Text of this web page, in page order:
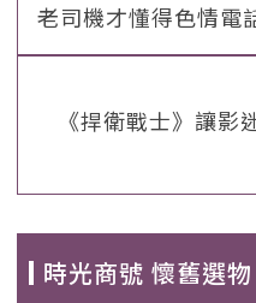
老司機才懂得色情
《捍衛戰士》讓
時光商號 懷舊選物